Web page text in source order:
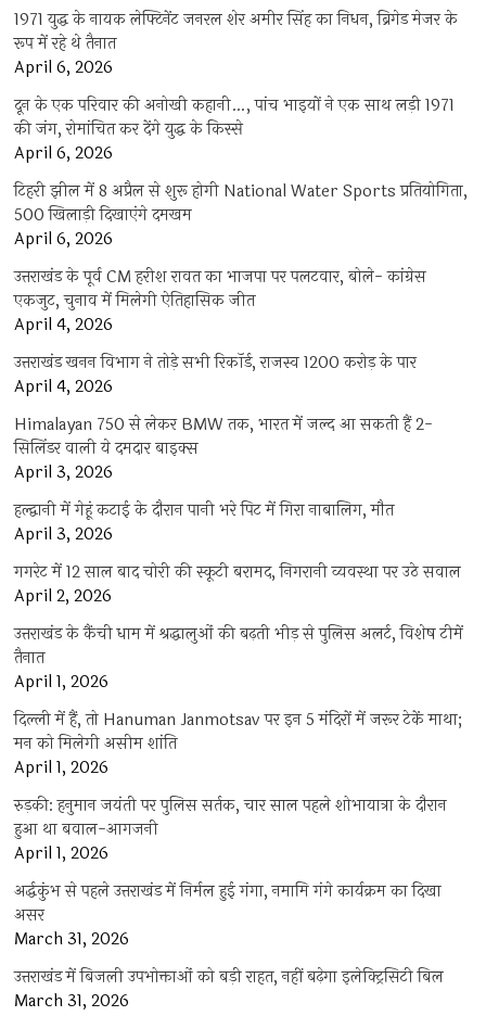
1971 युद्ध के नायक लेफ्टिनेंट जनरल शेर अमीर सिंह का निधन, ब्रिगेड मेजर के
रूप में रहे थे तैनात
April 6, 2026
दून के एक परिवार की अनोखी कहानी…, पांच भाइयों ने एक साथ लड़ी 1971
की जंग, रोमांचित कर देंगे युद्ध के किस्से
April 6, 2026
टिहरी झील में 8 अप्रैल से शुरू होगी National Water Sports प्रतियोगिता,
500 खिलाड़ी दिखाएंगे दमखम
April 6, 2026
उत्तराखंड के पूर्व CM हरीश रावत का भाजपा पर पलटवार, बोले- कांग्रेस
एकजुट, चुनाव में मिलेगी ऐतिहासिक जीत
April 4, 2026
उत्तराखंड खनन विभाग ने तोड़े सभी रिकॉर्ड, राजस्व 1200 करोड़ के पार
April 4, 2026
Himalayan 750 से लेकर BMW तक, भारत में जल्द आ सकती हैं 2-
सिलिंडर वाली ये दमदार बाइक्स
April 3, 2026
हल्द्वानी में गेहूं कटाई के दौरान पानी भरे पिट में गिरा नाबालिग, मौत
April 3, 2026
गगरेट में 12 साल बाद चोरी की स्कूटी बरामद, निगरानी व्यवस्था पर उठे सवाल
April 2, 2026
उत्तराखंड के कैंची धाम में श्रद्धालुओं की बढ़ती भीड़ से पुलिस अलर्ट, विशेष टीमें
तैनात
April 1, 2026
दिल्ली में हैं, तो Hanuman Janmotsav पर इन 5 मंदिरों में जरूर टेकें माथा;
मन को मिलेगी असीम शांति
April 1, 2026
रुड़की: हनुमान जयंती पर पुलिस सर्तक, चार साल पहले शोभायात्रा के दौरान
हुआ था बवाल-आगजनी
April 1, 2026
अर्द्धकुंभ से पहले उत्तराखंड में निर्मल हुई गंगा, नमामि गंगे कार्यक्रम का दिखा
असर
March 31, 2026
उत्तराखंड में बिजली उपभोक्ताओं को बड़ी राहत, नहीं बढ़ेगा इलेक्ट्रिसिटी बिल
March 31, 2026